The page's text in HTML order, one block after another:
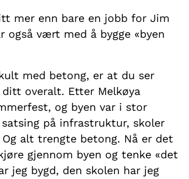
mer enn bare en jobb for Jim
også vært med å bygge «byen
med betong, er at du ser
overalt. Etter Melkøya
og byen var i stor
på infrastruktur, skoler
alt trengte betong. Nå er det
gjennom byen og tenke «det
jeg bygd, den skolen har jeg